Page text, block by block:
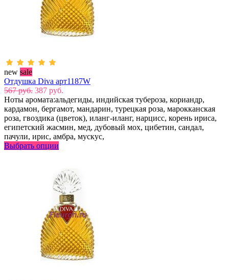
new sale
Отдушка Diva арт1187W
567 руб. 387 руб.
Ноты аромата:альдегиды, индийская тубероза, кориандр,
кардамон, бергамот, мандарин, турецкая роза, марокканская
роза, гвоздика (цветок), иланг-иланг, нарцисс, корень ириса,
египетский жасмин, мед, дубовый мох, цибетин, сандал,
пачули, ирис, амбра, мускус,
Выбрать опции